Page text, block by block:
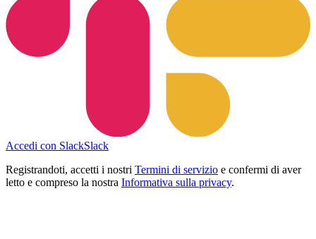
Accedi con SlackSlack
Registrandoti, accetti i nostri Termini di servizio e confermi di aver
letto e compreso la nostra Informativa sulla privacy.